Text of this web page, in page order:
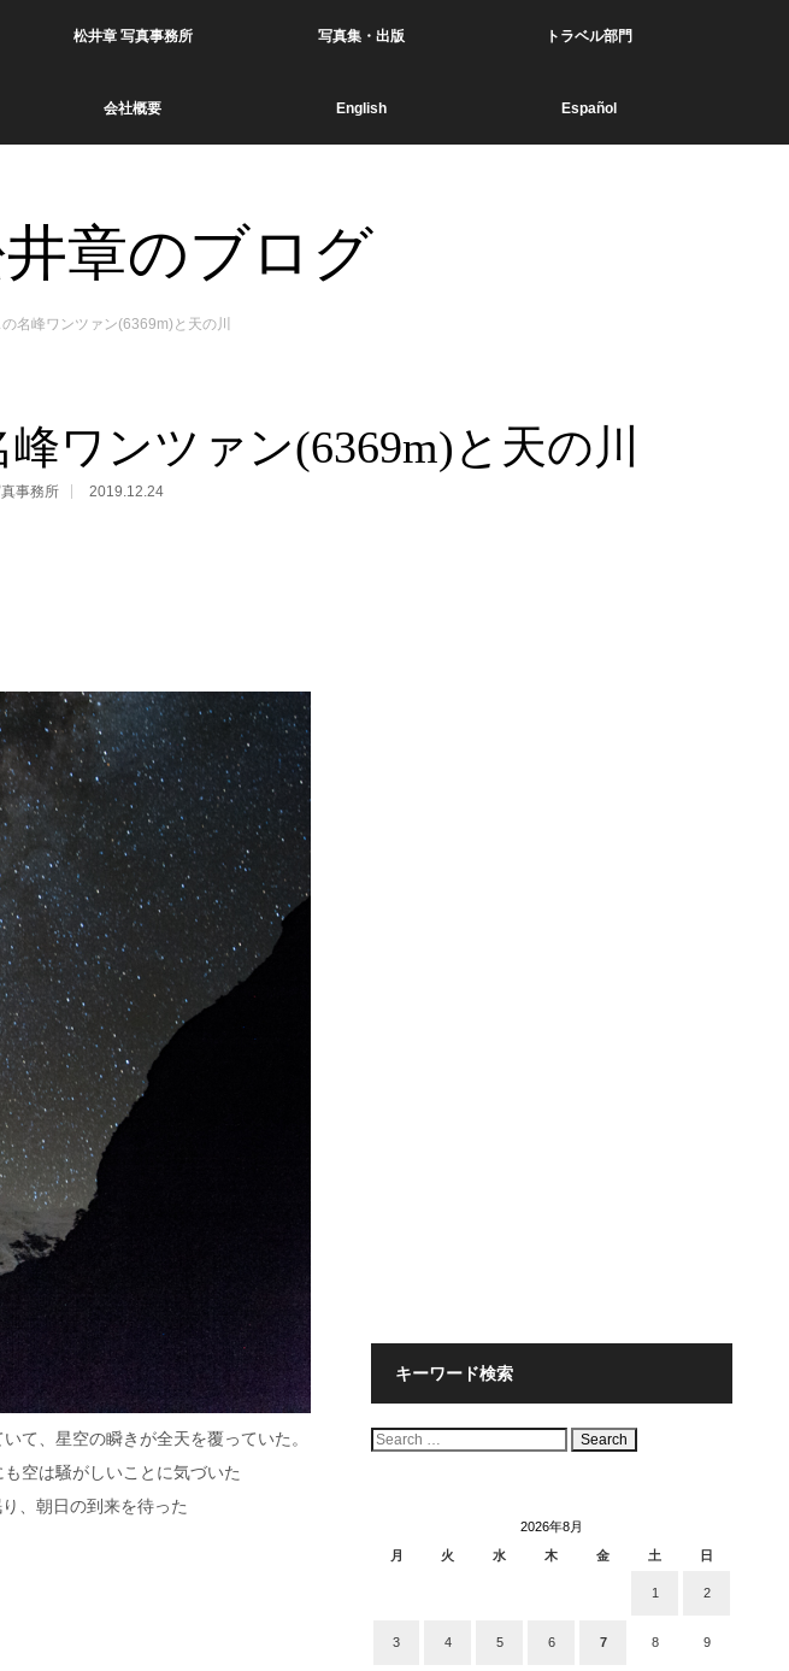
松井章 写真事務所 写真集・出版 トラベル部門
会社概要 English Español
章のブログ
名峰ワンツァン(6369m)と天の川
ワンツァン(6369m)と天の川
事務所 2019.12.24
て、星空の瞬きが全天を覆っていた。
空は騒がしいことに気づいた
、朝日の到来を待った
キーワード検索
検
索:
2026年8月
月
火 水 木 金 土 日
1 2
3 4 5 6 7 8 9